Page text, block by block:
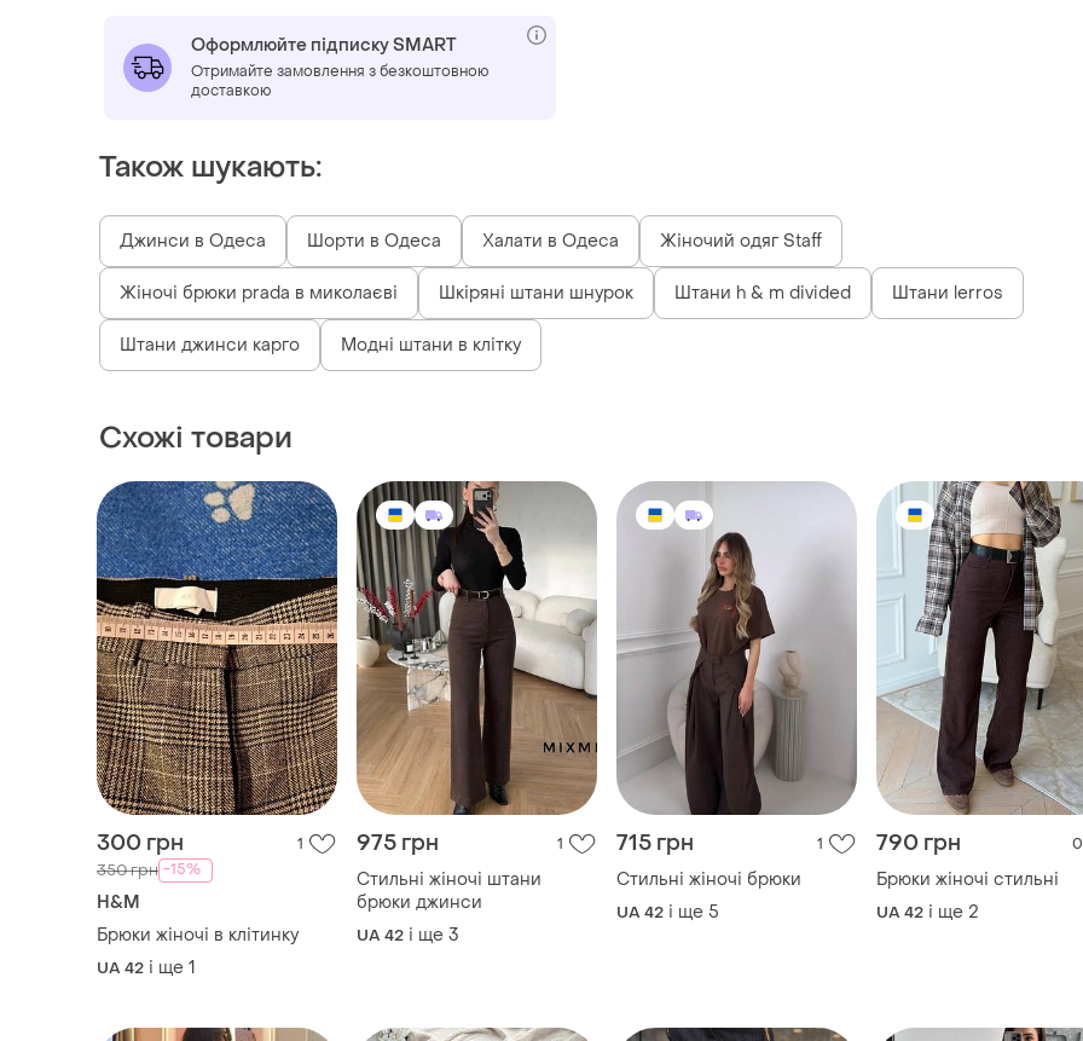
Оформлюйте підписку SMART
Отримайте замовлення з безкоштовною
доставкою
Також шукають:
Джинси в Одеса Шорти в Одеса Халати в Одеса Жіночий одяг Staff
Жіночі брюки prada в миколаєві Шкіряні штани шнурок Штани h & m divided Штани lerros
Штани джинси карго Модні штани в клітку
Схожі товари
300 грн 1
350 грн -15%
H&M
Брюки жіночі в клітинку
UA 42 і ще 1
975 грн 1
Стильні жіночі штани
брюки джинси
UA 42 і ще 3
715 грн 1
Стильні жіночі брюки
UA 42 і ще 5
790 грн 0
Брюки жіночі стильні
UA 42 і ще 2